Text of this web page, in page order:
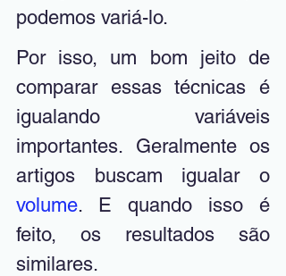
podemos variá-lo.
Por isso, um bom jeito de
comparar essas técnicas é
igualando variáveis
importantes. Geralmente os
volume. E quando isso é
feito, os resultados são
similares.